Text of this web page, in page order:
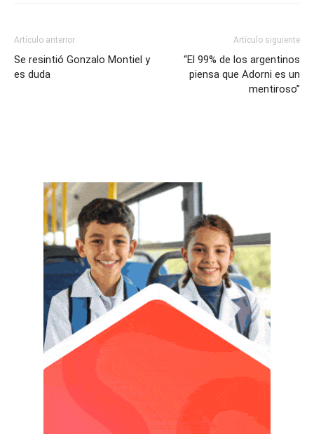
Artículo anterior
Se resintió Gonzalo Montiel y
es duda
Artículo siguiente
“El 99% de los argentinos
piensa que Adorni es un
mentiroso”